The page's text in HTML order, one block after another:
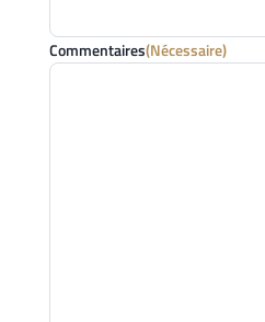
Commentaires(Nécessaire)